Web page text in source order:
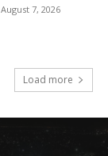
August 7, 2026
Load more